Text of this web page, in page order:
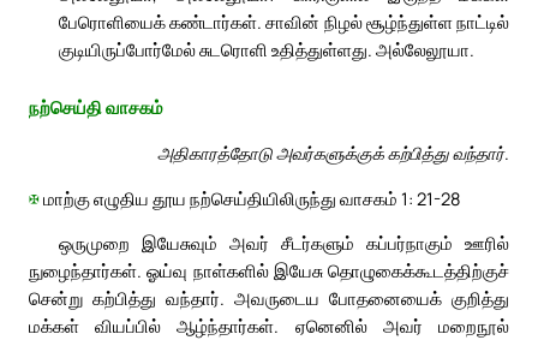
பேரொளியைக் கண்டார்கள். சாவின் நிழல் சூழ்ந்துள்ள நாட்டில்
குடியிருப்போர்மேல் சுடரொளி உதித்துள்ளது. அல்லேலூயா.
நற்செய்தி வாசகம்
அதிகாரத்தோடு அவர்களுக்குக் கற்பித்து வந்தார்.
✠மாற்கு எழுதிய தூய நற்செய்தியிலிருந்து வாசகம் 1: 21-28
ஒருமுறை இயேசுவும் அவர் சீடர்களும் கப்பர்நாகும் ஊரில்
நுழைந்தார்கள். ஓய்வு நாள்களில் இயேசு தொழுகைக்கூடத்திற்குச்
சென்று கற்பித்து வந்தார். அவருடைய போதனையைக் குறித்து
மக்கள் வியப்பில் ஆழ்ந்தார்கள். ஏனெனில் அவர் மறைநூல்